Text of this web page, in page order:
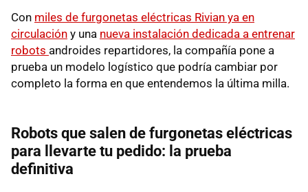
Con miles de furgonetas eléctricas Rivian ya en
circulación y una nueva instalación dedicada a entrenar
robots androides repartidores, la compañía pone a
prueba un modelo logístico que podría cambiar por
completo la forma en que entendemos la última milla.
Robots que salen de furgonetas eléctricas
para llevarte tu pedido: la prueba
definitiva